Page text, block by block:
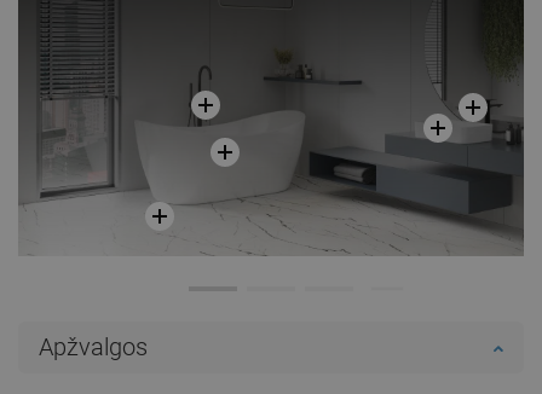
Apžvalgos